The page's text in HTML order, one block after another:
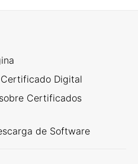
Digital
Certificados
de Software